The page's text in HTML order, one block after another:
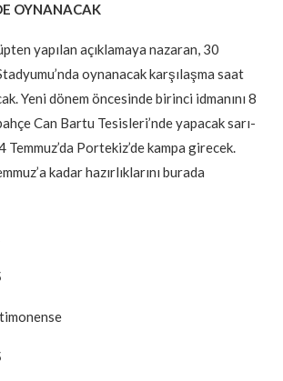
OYNANACAK
yapılan açıklamaya nazaran, 30
oynanacak karşılaşma saat
Yeni dönem öncesinde birinci idmanını 8
Can Bartu Tesisleri’nde yapacak sarı-
Portekiz’de kampa girecek.
kadar hazırlıklarını burada